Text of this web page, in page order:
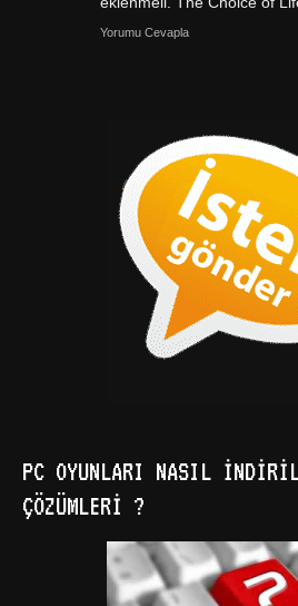
Yorumu Cevapla
PC OYUNLARI NASIL
ÇÖZÜMLERI ?